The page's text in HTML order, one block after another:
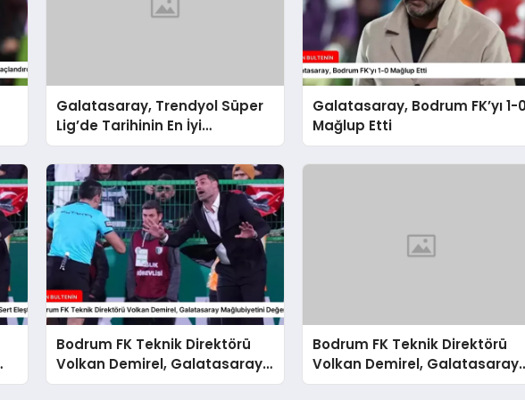
Galatasaray, Trendyol Süper
Lig’de Tarihinin En İyi
Performansını Gösterdi
Galatasaray, Bodrum FK’yı 1-
Mağlup Etti
Bodrum FK Teknik Direktörü
Volkan Demirel, Galatasaray
Mağlubiyetini Değerlendirdi
Bodrum FK Teknik Direktörü
Volkan Demirel, Galatasaray
Mağlubiyetini Değerlendirdi